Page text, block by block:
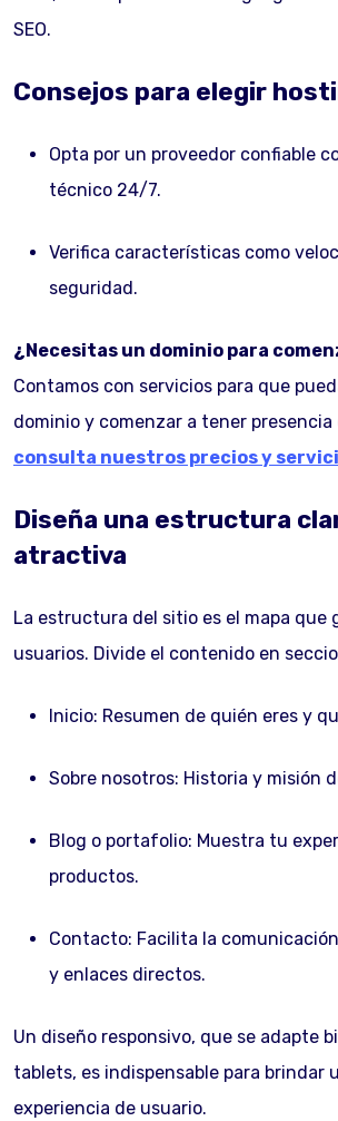
SEO.
Consejos para elegir
Opta por un proveedor confiable
técnico 24/7.
Verifica características como
seguridad.
¿Necesitas un dominio para
Contamos con servicios para que
dominio y comenzar a tener presencia
consulta nuestros precios y
Diseña una estructura
atractiva
La estructura del sitio es el mapa que
usuarios. Divide el contenido en
Inicio: Resumen de quién eres y
Sobre nosotros: Historia y misión
Blog o portafolio: Muestra tu
productos.
Contacto: Facilita la
y enlaces directos.
Un diseño responsivo, que se adapte
tablets, es indispensable para brindar
experiencia de usuario.